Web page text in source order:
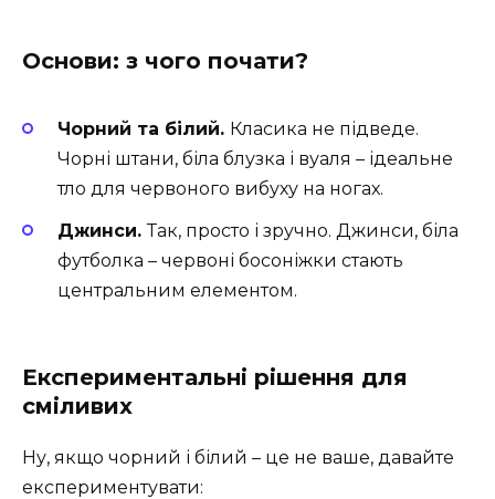
Основи: з чого почати?
Чорний та білий. Класика не підведе.
Чорні штани, біла блузка і вуаля – ідеальне
тло для червоного вибуху на ногах.
Джинси.Так, просто і зручно. Джинси, біла
футболка – червоні босоніжки стають
центральним елементом.
Експериментальні рішення для
сміливих
Ну, якщо чорний і білий – це не ваше, давайте
експериментувати: